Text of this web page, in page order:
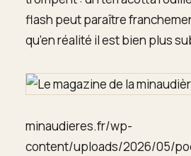
flash peut paraître
qu’en réalité il est bien plus
minaudieres.fr/wp-
content/uploads/2026/05/